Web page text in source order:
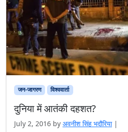
जन-जागरण विश्ववार्ता
दुनिया में आतंकी दहशत?
July 2, 2016 by अवनीश सिंह भदौरिया |